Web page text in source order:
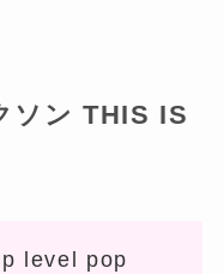
ソン THIS IS
level pop